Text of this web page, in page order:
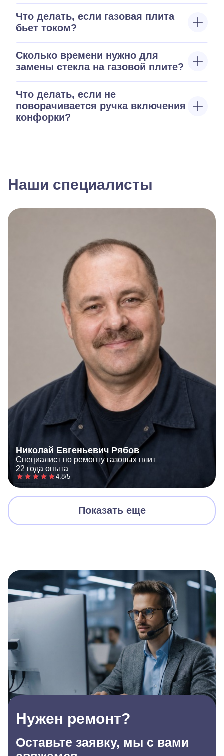
Что делать, если газовая плита
бьет током?
Сколько времени нужно для
замены стекла на газовой плите?
Что делать, если не
поворачивается ручка включения
конфорки?
Наши специалисты
Николай Евгеньевич Рябов
Специалист по ремонту газовых плит
22 года опыта
4.8/5
Показать еще
Нужен ремонт?
Оставьте заявку, мы с вами